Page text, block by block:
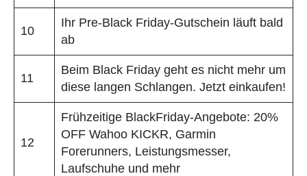
10
Ihr Pre-Black Friday-Gutschein läuft bald
ab
11
Beim Black Friday geht es nicht mehr um
diese langen Schlangen. Jetzt einkaufen!
12
Frühzeitige BlackFriday-Angebote: 20%
OFF Wahoo KICKR, Garmin
Forerunners, Leistungsmesser,
Laufschuhe und mehr